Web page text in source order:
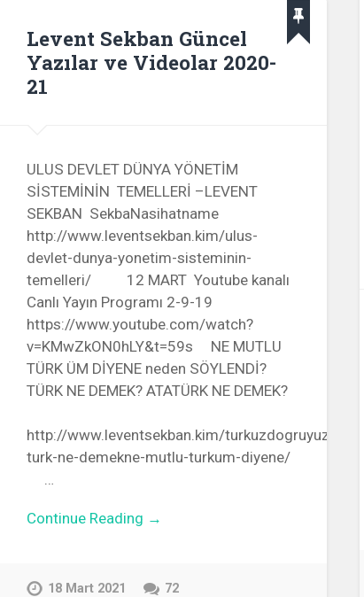
Levent Sekban Güncel
Yazılar ve Videolar 2020-
21
ULUS DEVLET DÜNYA YÖNETİM
SİSTEMİNİN TEMELLERİ –LEVENT
SEKBAN SekbaNasihatname
http://www.leventsekban.kim/ulus-
devlet-dunya-yonetim-sisteminin-
temelleri/ 12 MART Youtube kanalı
Canlı Yayın Programı 2-9-19
https://www.youtube.com/watch?
v=KMwZkON0hLY&t=59s NE MUTLU
TÜRK ÜM DİYENE neden SÖYLENDİ?
TÜRK NE DEMEK? ATATÜRK NE DEMEK?
http://www.leventsekban.kim/
turk-ne-demekne-mutlu-turkum-diyene/
…
Continue Reading →
18 Mart 2021 72